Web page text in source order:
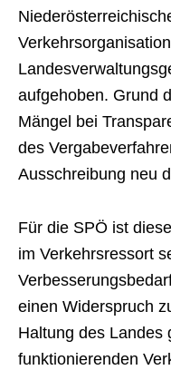
aufgehoben. Grund
Mängel bei
des
Ausschreibung neu
Für die SPÖ ist
im Verkehrsressort
einen Widerspruch
Haltung des Landes
funktionierenden